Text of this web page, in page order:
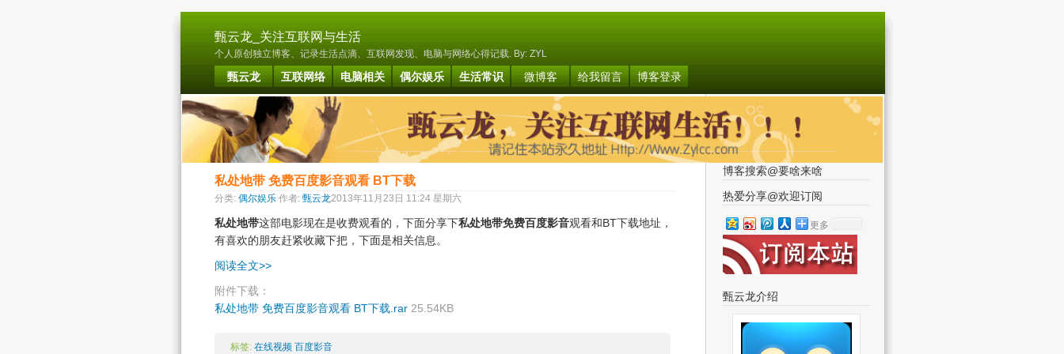
甄云龙_关注互联网与生活
个人原创独立博客、记录生活点滴、互联网发现、电脑与网络心得记载. By: ZYL
甄云龙 互联网络 电脑相关 偶尔娱乐 生活常识 微博客 给我留言 博客登录
私处地带 免费百度影音观看 BT下载
分类: 偶尔娱乐 作者: 甄云龙2013年11月23日 11:24 星期六
私处地带这部电影现在是收费观看的，下面分享下私处地带免费百度影音观看和BT下载地址，
有喜欢的朋友赶紧收藏下把，下面是相关信息。
阅读全文>>
附件下载：
私处地带 免费百度影音观看 BT下载.rar 25.54KB
标签: 在线视频 百度影音
博客搜索@要啥来啥
热爱分享@欢迎订阅
更多
甄云龙介绍